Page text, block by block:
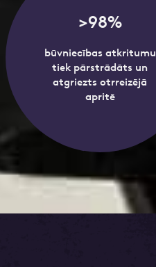
>98%
būvniecības atkritumu
tiek pārstrādāts un
atgriezts otrreizējā
apritē